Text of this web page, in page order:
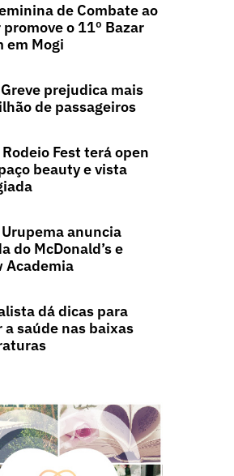
de Combate ao
promove o 11º Bazar
em Mogi
prejudica mais
de passageiros
Fest terá open
beauty e vista
anuncia
do McDonald’s e
Academia
dá dicas para
a saúde nas baixas